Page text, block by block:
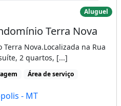
Condomínio Terra NovaAluguel
Terra Nova
Nova.Localizada na Rua
2 quartos, [...]
Área de serviço
- MT